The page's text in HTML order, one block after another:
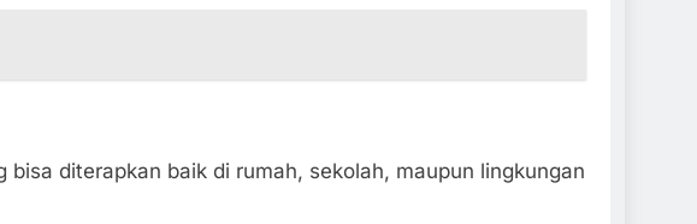
diterapkan baik di rumah, sekolah, maupun lingkungan